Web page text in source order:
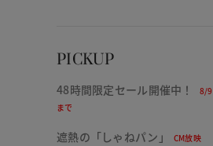
PICKUP
48時間限定セール開催中！
8/9
まで
遮熱の「しゃねパン」
CM放映